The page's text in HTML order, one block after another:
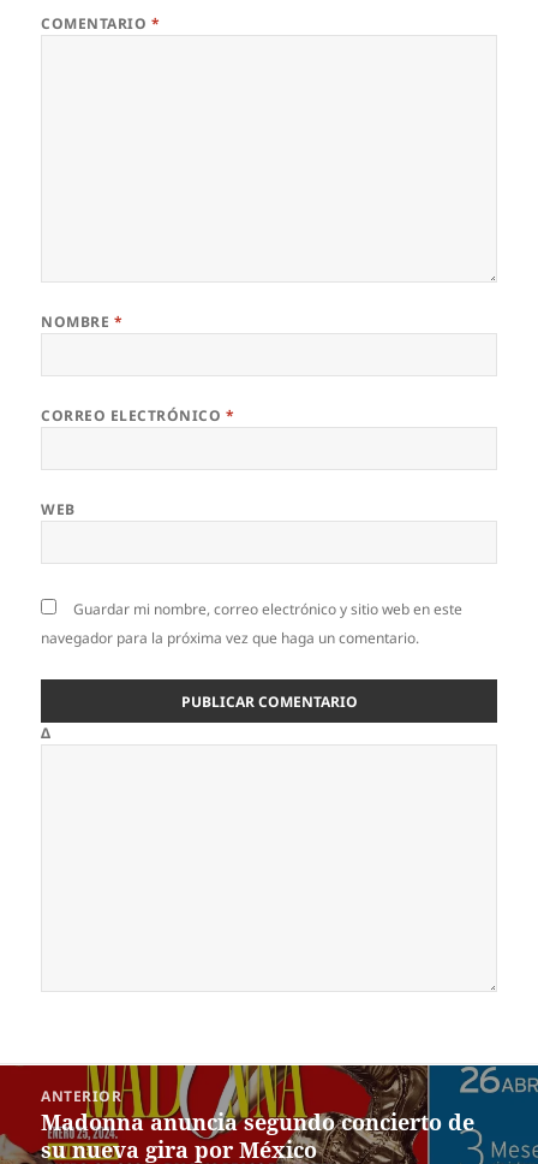
COMENTARIO *
NOMBRE *
CORREO ELECTRÓNICO *
WEB
Guardar mi nombre, correo electrónico y sitio web en este
navegador para la próxima vez que haga un comentario.
Δ
Navegación
entradas
ANTERIOR
Entrada
anterior:
Madonna anuncia segundo concierto de
su nueva gira por México